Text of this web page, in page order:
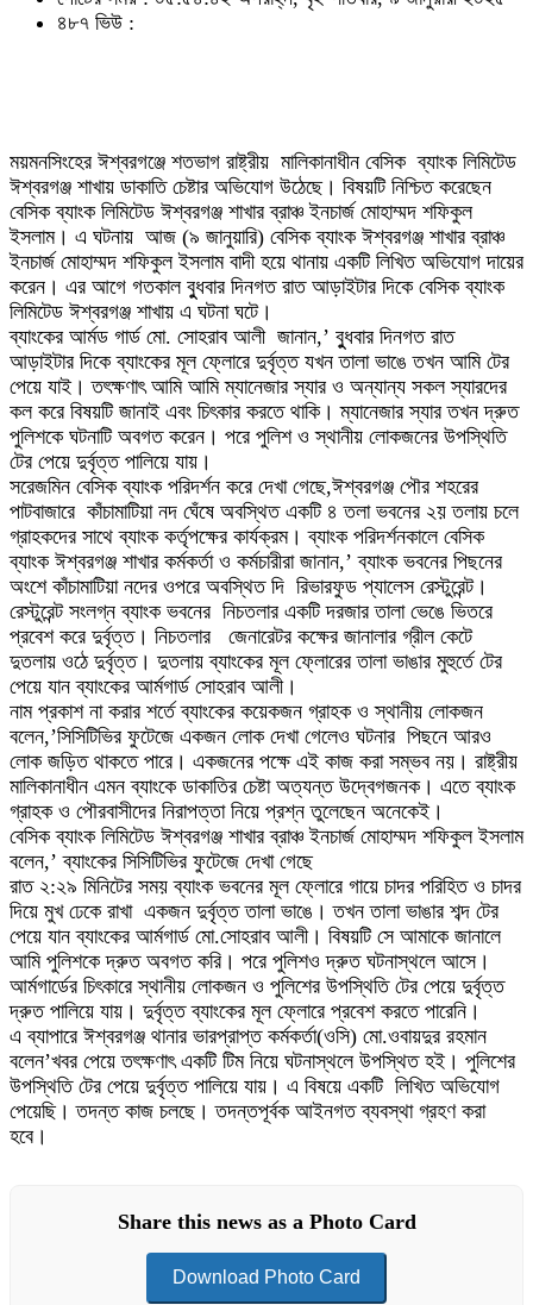
৪৮৭ ভিউ :
ময়মনসিংহের ঈশ্বরগঞ্জে শতভাগ রাষ্ট্রীয় মালিকানাধীন বেসিক ব্যাংক লিমিটেড
ঈশ্বরগঞ্জ শাখায় ডাকাতি চেষ্টার অভিযোগ উঠেছে। বিষয়টি নিশ্চিত করেছেন
বেসিক ব্যাংক লিমিটেড ঈশ্বরগঞ্জ শাখার ব্রাঞ্চ ইনচার্জ মোহাম্মদ শফিকুল
ইসলাম। এ ঘটনায় আজ (৯ জানুয়ারি) বেসিক ব্যাংক ঈশ্বরগঞ্জ শাখার ব্রাঞ্চ
ইনচার্জ মোহাম্মদ শফিকুল ইসলাম বাদী হয়ে থানায় একটি লিখিত অভিযোগ দায়ের
করেন। এর আগে গতকাল বুুধবার দিনগত রাত আড়াইটার দিকে বেসিক ব্যাংক
লিমিটেড ঈশ্বরগঞ্জ শাখায় এ ঘটনা ঘটে।
ব্যাংকের আর্মড গার্ড মো. সোহরাব আলী জানান,’ বুুধবার দিনগত রাত
আড়াইটার দিকে ব্যাংকের মূল ফ্লোরে দুর্বৃত্ত যখন তালা ভাঙে তখন আমি টের
পেয়ে যাই। তৎক্ষণাৎ আমি আমি ম্যানেজার স্যার ও অন্যান্য সকল স্যারদের
কল করে বিষয়টি জানাই এবং চিৎকার করতে থাকি। ম্যানেজার স্যার তখন দ্রুত
পুলিশকে ঘটনাটি অবগত করেন। পরে পুলিশ ও স্থানীয় লোকজনের উপস্থিতি
টের পেয়ে দুর্বৃত্ত পালিয়ে যায়।
সরেজমিন বেসিক ব্যাংক পরিদর্শন করে দেখা গেছে,ঈশ্বরগঞ্জ পৌর শহরের
পাটবাজারে কাঁচামাটিয়া নদ ঘেঁষে অবস্থিত একটি ৪ তলা ভবনের ২য় তলায় চলে
গ্রাহকদের সাথে ব্যাংক কর্তৃপক্ষের কার্যক্রম। ব্যাংক পরিদর্শনকালে বেসিক
ব্যাংক ঈশ্বরগঞ্জ শাখার কর্মকর্তা ও কর্মচারীরা জানান,’ ব্যাংক ভবনের পিছনের
অংশে কাঁচামাটিয়া নদের ওপরে অবস্থিত দি রিভারফুড প্যালেস রেস্টুরেন্ট।
রেস্টুরেন্ট সংলগ্ন ব্যাংক ভবনের নিচতলার একটি দরজার তালা ভেঙে ভিতরে
প্রবেশ করে দুর্বৃত্ত। নিচতলার জেনারেটর কক্ষের জানালার গ্রীল কেটে
দুতলায় ওঠে দুর্বৃত্ত। দুতলায় ব্যাংকের মূল ফ্লোরের তালা ভাঙার মুহুর্তে টের
পেয়ে যান ব্যাংকের আর্মগার্ড সোহরাব আলী।
নাম প্রকাশ না করার শর্তে ব্যাংকের কয়েকজন গ্রাহক ও স্থানীয় লোকজন
বলেন,’সিসিটিভির ফুটেজে একজন লোক দেখা গেলেও ঘটনার পিছনে আরও
লোক জড়িত থাকতে পারে। একজনের পক্ষে এই কাজ করা সম্ভব নয়। রাষ্ট্রীয়
মালিকানাধীন এমন ব্যাংকে ডাকাতির চেষ্টা অত্যন্ত উদ্বেগজনক। এতে ব্যাংক
গ্রাহক ও পৌরবাসীদের নিরাপত্তা নিয়ে প্রশ্ন তুলেছেন অনেকেই।
বেসিক ব্যাংক লিমিটেড ঈশ্বরগঞ্জ শাখার ব্রাঞ্চ ইনচার্জ মোহাম্মদ শফিকুল ইসলাম
বলেন,’ ব্যাংকের সিসিটিভির ফুটেজে দেখা গেছে
রাত ২:২৯ মিনিটের সময় ব্যাংক ভবনের মূল ফ্লোরে গায়ে চাদর পরিহিত ও চাদর
দিয়ে মুখ ঢেকে রাখা একজন দুর্বৃত্ত তালা ভাঙে। তখন তালা ভাঙার শব্দ টের
পেয়ে যান ব্যাংকের আর্মগার্ড মো.সোহরাব আলী। বিষয়টি সে আমাকে জানালে
আমি পুলিশকে দ্রুত অবগত করি। পরে পুলিশও দ্রুত ঘটনাস্থলে আসে।
আর্মগার্ডের চিৎকারে স্থানীয় লোকজন ও পুলিশের উপস্থিতি টের পেয়ে দুর্বৃত্ত
দ্রুত পালিয়ে যায়। দুর্বৃত্ত ব্যাংকের মূল ফ্লোরে প্রবেশ করতে পারেনি।
এ ব্যাপারে ঈশ্বরগঞ্জ থানার ভারপ্রাপ্ত কর্মকর্তা(ওসি) মো.ওবায়দুর রহমান
বলেন’খবর পেয়ে তৎক্ষণাৎ একটি টিম নিয়ে ঘটনাস্থলে উপস্থিত হই। পুলিশের
উপস্থিতি টের পেয়ে দুর্বৃত্ত পালিয়ে যায়। এ বিষয়ে একটি লিখিত অভিযোগ
পেয়েছি। তদন্ত কাজ চলছে। তদন্তপূর্বক আইনগত ব্যবস্থা গ্রহণ করা
হবে।
Share this news as a Photo Card
Download Photo Card